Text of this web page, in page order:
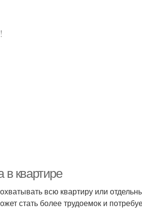
в квартире
всю квартиру или
стать более трудоемок и